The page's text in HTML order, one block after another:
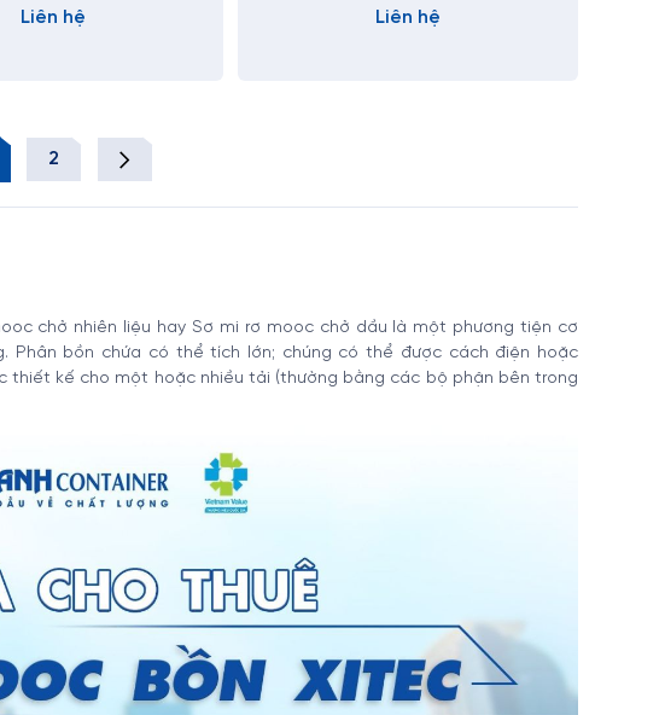
m3
Liên hệ
Liên hệ
2
chở nhiên liệu hay Sơ mi rơ mooc chở dầu là một phương tiện cơ
bồn chứa có thể tích lớn; chúng có thể được cách điện hoặc
thiết kế cho một hoặc nhiều tải (thường bằng các bộ phận bên trong